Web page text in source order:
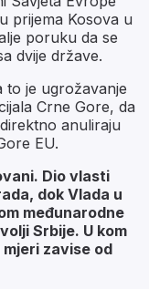
prijema Kosova u
poruku da se
dvije države.
to je ugrožavanje
Crne Gore, da
anuliraju
EU.
Dio vlasti
dok Vlada u
međunarodne
Srbije. U kom
zavise od